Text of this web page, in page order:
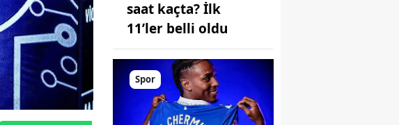
saat kaçta? İlk
11’ler belli oldu
Spor